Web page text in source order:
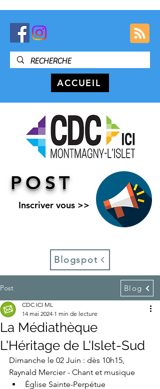
ACCUEIL
POST
Inscriver vous >>
Blogspot
Post
La Médiathèque
L'Héritage de L'Islet-Sud
CDC ICI ML
14 mai 2024 1 min de lecture
Dimanche le 02 Juin : dès 10h15,
Raynald Mercier - Chant et musique
Église Sainte-Perpétue
Blog